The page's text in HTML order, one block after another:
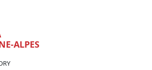
ALPES